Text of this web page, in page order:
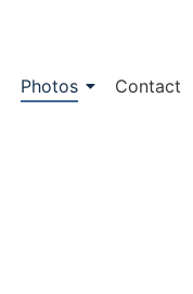
Photos Contact